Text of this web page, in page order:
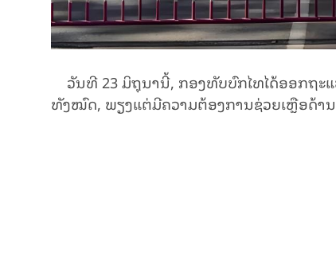
ວັນ​ທີ 23 ມິ​ຖຸ​ນາ​ນີ້, ກອງ​ທັບ​​ບົກ​ໄທ​ໄດ້ອອກ​ຖະ​
ທັງ​ໝົດ, ​ພຽງ​ແຕ່​ມີ​ຄວາມ​ຕ້ອງ​ການຊ່ວຍ​ເຫຼືອ​ດ້າ